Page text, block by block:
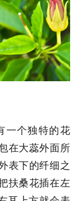
一个独特的花
在大蕊外面所
表下的纤细之
扶桑花插在左